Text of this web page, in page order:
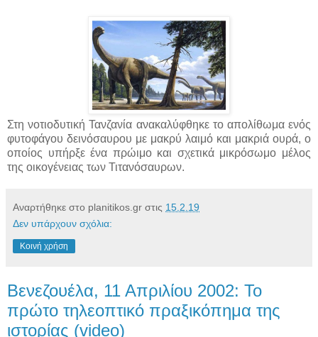
Στη νοτιοδυτική Τανζανία ανακαλύφθηκε το απολίθωμα ενός
φυτοφάγου δεινόσαυρου με μακρύ λαιμό και μακριά ουρά, ο
οποίος υπήρξε ένα πρώιμο και σχετικά μικρόσωμο μέλος
της οικογένειας των Τιτανόσαυρων.
Αναρτήθηκε στο planitikos.gr στις 15.2.19
Δεν υπάρχουν σχόλια:
Κοινή χρήση
Βενεζουέλα, 11 Απριλίου 2002: Το
πρώτο τηλεοπτικό πραξικόπημα της
ιστορίας (video)